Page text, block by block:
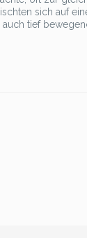
sich auf
tief